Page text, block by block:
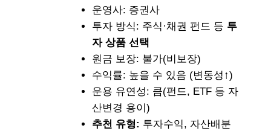
운영사: 증권사
투자 방식: 주식·채권 펀드 등 투
자 상품 선택
원금 보장: 불가(비보장)
수익률: 높을 수 있음 (변동성↑)
운용 유연성: 큼(펀드, ETF 등 자
산변경 용이)
추천 유형: 투자수익, 자산배분